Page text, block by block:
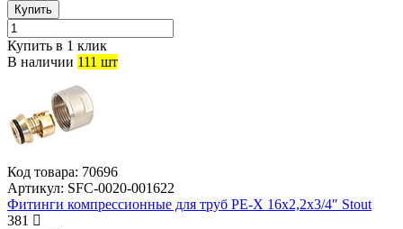
Купить
Купить в 1 клик
В наличии 111 шт
Код товара: 70696
Артикул: SFC-0020-001622
Фитинги компрессионные для труб PE-X 16х2,2х3/4″ Stout
381